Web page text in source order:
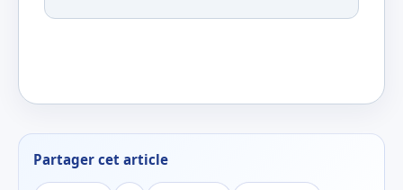
Partager cet article